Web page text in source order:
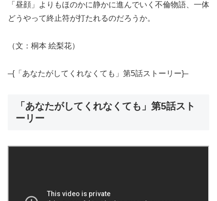
「昼顔」よりもほのかに静かに進んでいく不倫物語、一体
どうやって終止符が打たれるのだろうか。
（文：桐本 絵梨花）
–{「あなたがしてくれなくても」第5話ストーリー}–
「あなたがしてくれなくても」第5話スト
ーリー